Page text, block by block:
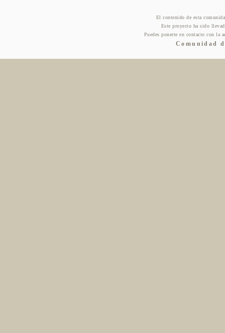
El contenido de esta
Este proyecto ha sido
Puedes ponerte en contacto con
Comunidad